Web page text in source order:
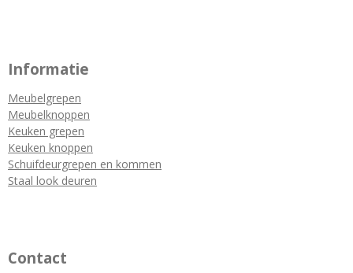
Informatie
Meubelgrepen
Meubelknoppen
Keuken grepen
Keuken knoppen
Schuifdeurgrepen en kommen
Staal look deuren
Contact